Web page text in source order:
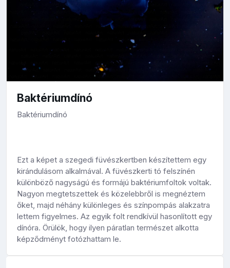
Baktériumdínó
Baktériumdínó
Ezt a képet a szegedi füvészkertben készítettem egy
kirándulásom alkalmával. A füvészkerti tó felszínén
különböző nagyságú és formájú baktériumfoltok voltak.
Nagyon megtetszettek és közelebbről is megnéztem
őket, majd néhány különleges és színpompás alakzatra
lettem figyelmes. Az egyik folt rendkívül hasonlított egy
dínóra. Örülök, hogy ilyen páratlan természet alkotta
képződményt fotózhattam le.